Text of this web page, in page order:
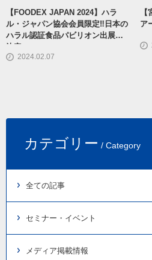
【FOODEX JAPAN 2024】ハラ
ル・ジャパン協会会員限定‼日本の
ハラル認証食品パビリオン出展社
決定
2024.02.07
ア
カテゴリー / Category
全ての記事
セミナー・イベント
メディア掲載情報